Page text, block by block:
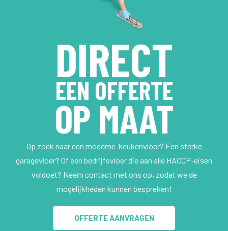
DIRECT
EEN OFFERTE
OP MAAT
Op zoek naar een moderne keukenvloer? Een sterke
garagevloer? Of een bedrijfsvloer die aan alle HACCP-eisen
voldoet? Neem contact met ons op, zodat we de
mogelijkheden kunnen bespreken!
OFFERTE AANVRAGEN